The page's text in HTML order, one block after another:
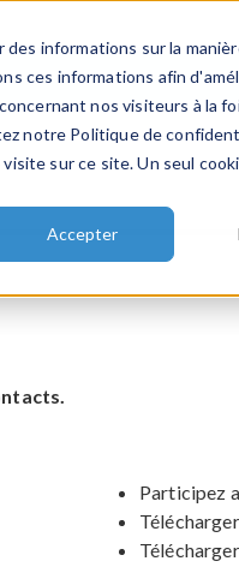
informations sur la
ces informations afin
nos visiteurs à la
notre Politique de
sur ce site. Un seul
Accepter
VIDEOS
Participez